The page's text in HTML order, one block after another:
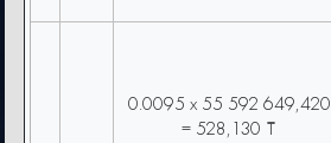
0.0095 x 55 592 649,420
= 528,130 ₸